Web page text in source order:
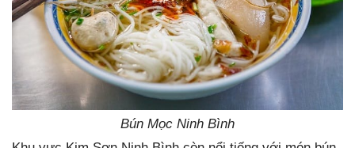
Bún Mọc Ninh Bình